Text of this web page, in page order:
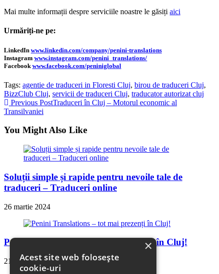
Mai multe informații despre serviciile noastre le găsiți aici
Urmăriți-ne pe:
LinkedIn www.linkedin.com/company/penini-translations
Instagram www.instagram.com/penini_translations/
Facebook www.facebook.com/peniniglobal
Tags: agentie de traduceri in Floresti Cluj, birou de traduceri Cluj,
BizzClub Cluj, servicii de traduceri Cluj, traducator autorizat cluj
Read
more
articles
Previous PostTraduceri în Cluj – Motorul economic al
Transilvaniei
You Might Also Like
Soluții simple și rapide pentru nevoile tale de
traduceri – Traduceri online
26 martie 2024
Penini Translations – tot mai prezenți în Cluj!
21 octombrie 2024
×
Acest site web folosește
cookie-uri